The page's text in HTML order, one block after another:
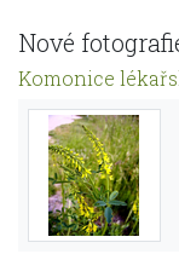
Nové
Komonice